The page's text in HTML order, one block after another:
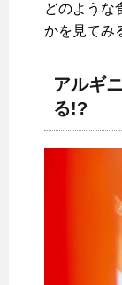
どのような
かを見てみ
アルギ
る!?